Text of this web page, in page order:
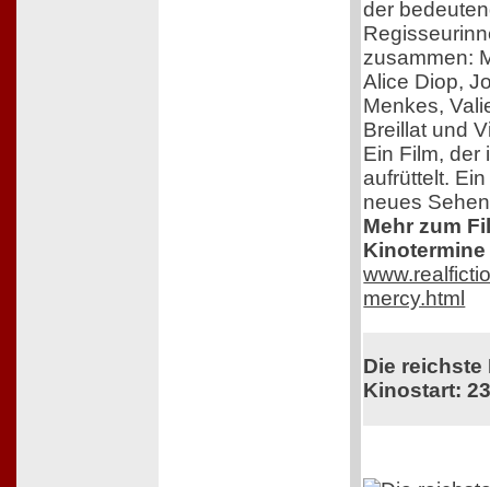
der
zusammen:
Alice Diop,
Menkes,
Breillat und
Ein Film, der
aufrüttelt.
neues
Mehr zum
mercy.html
Die reichste
Kinostart: